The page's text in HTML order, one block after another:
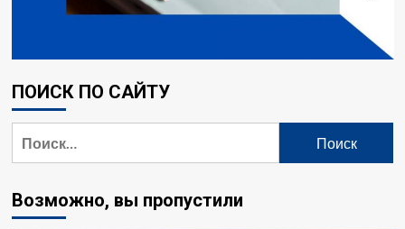
ПОИСК ПО САЙТУ
Возможно, вы пропустили